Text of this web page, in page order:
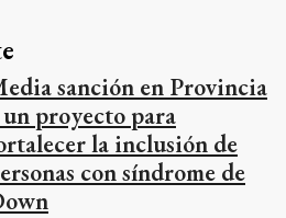
sanción en Provincia
un proyecto para
la inclusión de
con síndrome de